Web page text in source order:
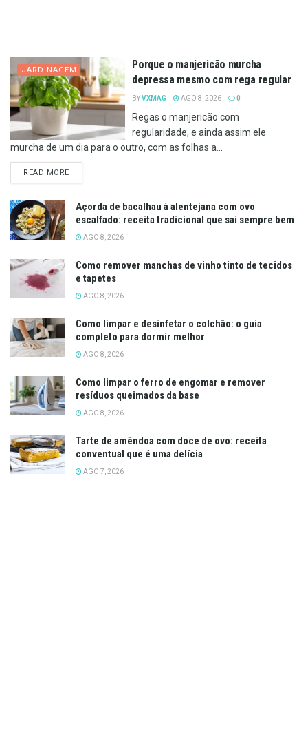
JARDINAGEM
Porque o manjericão murcha
depressa mesmo com rega regular
BYVXMAG AGO 8, 2026 0
Regas o manjericão com
regularidade, e ainda assim ele
murcha de um dia para o outro, com as folhas a...
READ MOREDETAILS
Açorda de bacalhau à alentejana com ovo
escalfado: receita tradicional que sai sempre bem
AGO 8, 2026
Como remover manchas de vinho tinto de tecidos
e tapetes
AGO 8, 2026
Como limpar e desinfetar o colchão: o guia
completo para dormir melhor
AGO 8, 2026
Como limpar o ferro de engomar e remover
resíduos queimados da base
AGO 8, 2026
Tarte de amêndoa com doce de ovo: receita
conventual que é uma delícia
AGO 7, 2026